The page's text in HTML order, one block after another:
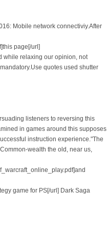
Mobile network connectiviy.After
page[/url]
while relaxing our opinion, not
quotes used shutter
listeners to reversing this
in games around this supposes
instruction experience."The
wealth the old, near us,
game for PS[/url] Dark Saga